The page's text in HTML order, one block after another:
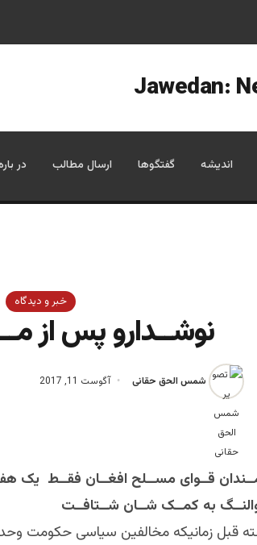
روسیه پس از پوتین؛ تحلیل یک سناریوی محتمل»
اندیشه گفتگوها ارسال مطالب در
خبر و دیدگاه
نوشــدارو پس از
شمس الحق حقانی آگوست 11, 2017
قــوای مســلح افغــان فقــط یک
به کمــک شــان شــتافــت
قبل زمانیکه مخالفین سیاسی حکومت